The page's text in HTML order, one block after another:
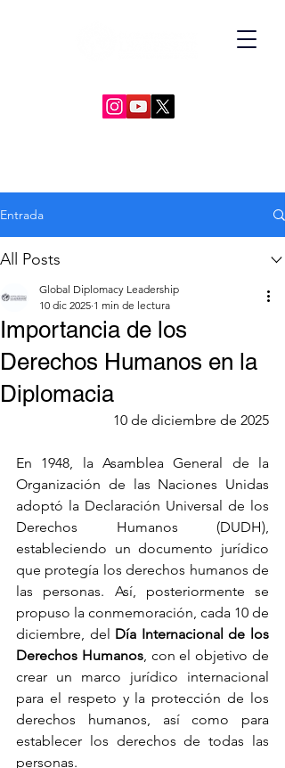
Entrada
All Posts
Importancia de los
Derechos Humanos en la
Diplomacia
Global Diplomacy Leadership
10 dic 2025 1 min de lectura
10 de diciembre de 2025
En 1948, la Asamblea General de la
Organización de las Naciones Unidas
adoptó la Declaración Universal de los
Derechos Humanos (DUDH),
estableciendo un documento jurídico
que protegía los derechos humanos de
las personas. Así, posteriormente se
propuso la conmemoración, cada 10 de
diciembre, del Día Internacional de los
Derechos Humanos, con el objetivo de
crear un marco jurídico internacional
para el respeto y la protección de los
derechos humanos, así como para
establecer los derechos de todas las
personas.